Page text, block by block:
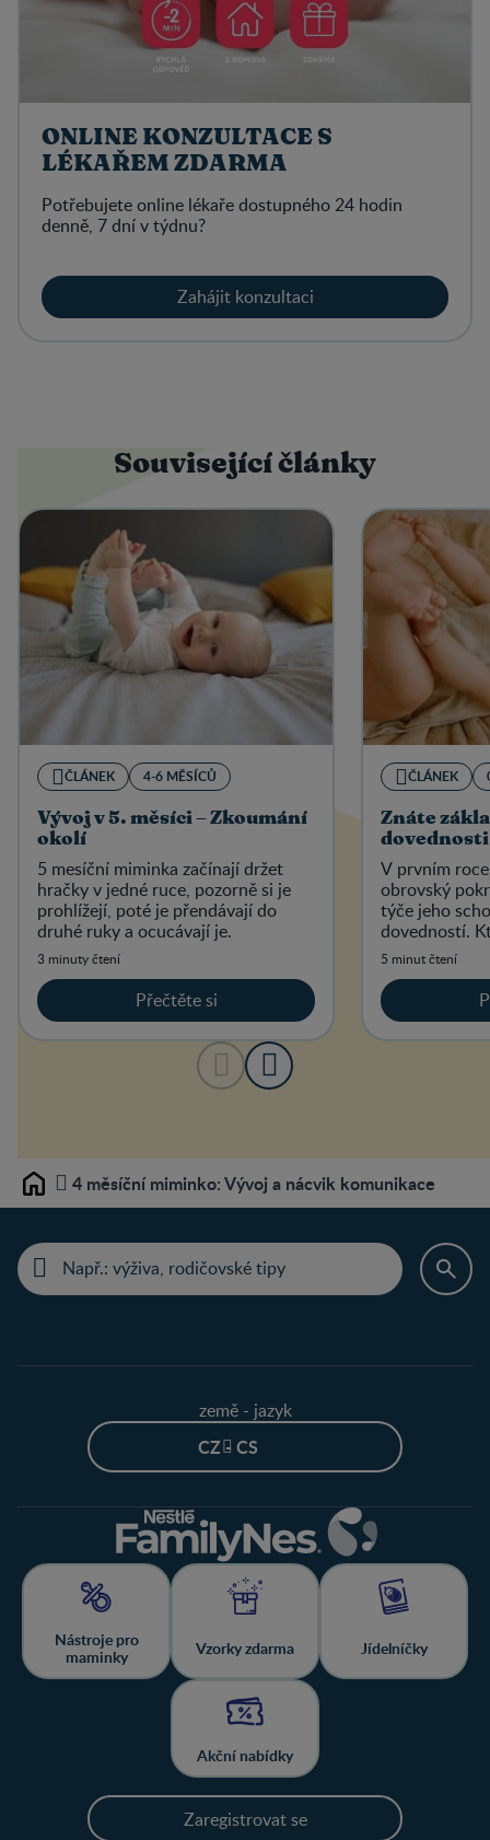
ONLINE KONZULTACE S
LÉKAŘEM ZDARMA
Potřebujete online lékaře dostupného 24 hodin
denně, 7 dní v týdnu?
Zahájit konzultaci
Související články
ČLÁNEK 4-6 MĚSÍCŮ
Vývoj v 5. měsíci – Zkoumání
okolí
5 mesíční miminka začínají držet
hračky v jedné ruce, pozorně si je
prohlížejí, poté je přendávají do
druhé ruky a ocucávají je.
3 minuty čtení
Přečtěte si
ČLÁNEK
Znáte
V prvním
obrovský
týče jeho
dovedností.
nejdůležitější?
5 minut čtení
Home 4 měsíční miminko: Vývoj a nácvik komunikace
země - jazyk
CZ - CS
Nástroje pro
maminky
Vzorky zdarma Jídelníčky
Akční nabídky
Zaregistrovat se